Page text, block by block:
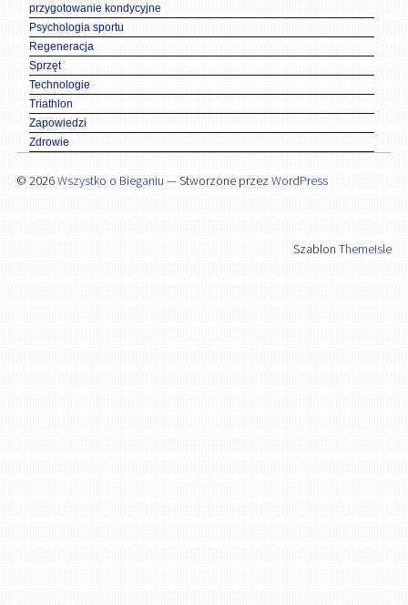
przygotowanie kondycyjne
Psychologia sportu
Regeneracja
Sprzęt
Technologie
Triathlon
Zapowiedzi
Zdrowie
© 2026Wszystko o Bieganiu — Stworzone przez WordPress
SzablonThemeIsle